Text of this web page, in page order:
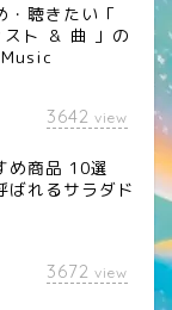
・聴きたい「
ト ＆ 曲 」の
3642 view
め商品 10選
ばれるサラダド
3672 view